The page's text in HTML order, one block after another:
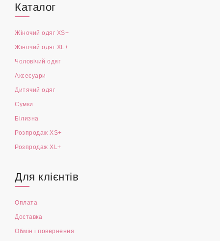
Каталог
Жіночий одяг XS+
Жіночий одяг XL+
Чоловічий одяг
Аксесуари
Дитячий одяг
Сумки
Білизна
Розпродаж XS+
Розпродаж XL+
Для клієнтів
Оплата
Доставка
Обмін і повернення